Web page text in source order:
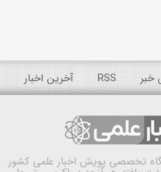
خبر RSS آخرین اخبار
تخصصی پویش اخبار علمی کشور